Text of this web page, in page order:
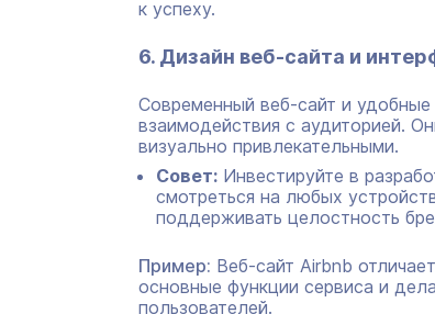
к успеху.
6. Дизайн веб-сайта и
Современный веб-сайт и
взаимодействия с аудиторией.
визуально привлекательными.
Совет: Инвестируйте в
смотреться на любых
поддерживать целостность
Пример: Веб-сайт Airbnb
основные функции сервиса и
пользователей.